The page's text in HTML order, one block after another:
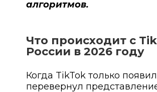
алгоритмов.
Что происходит с
России в 2026 году
Когда TikTok только
перевернул